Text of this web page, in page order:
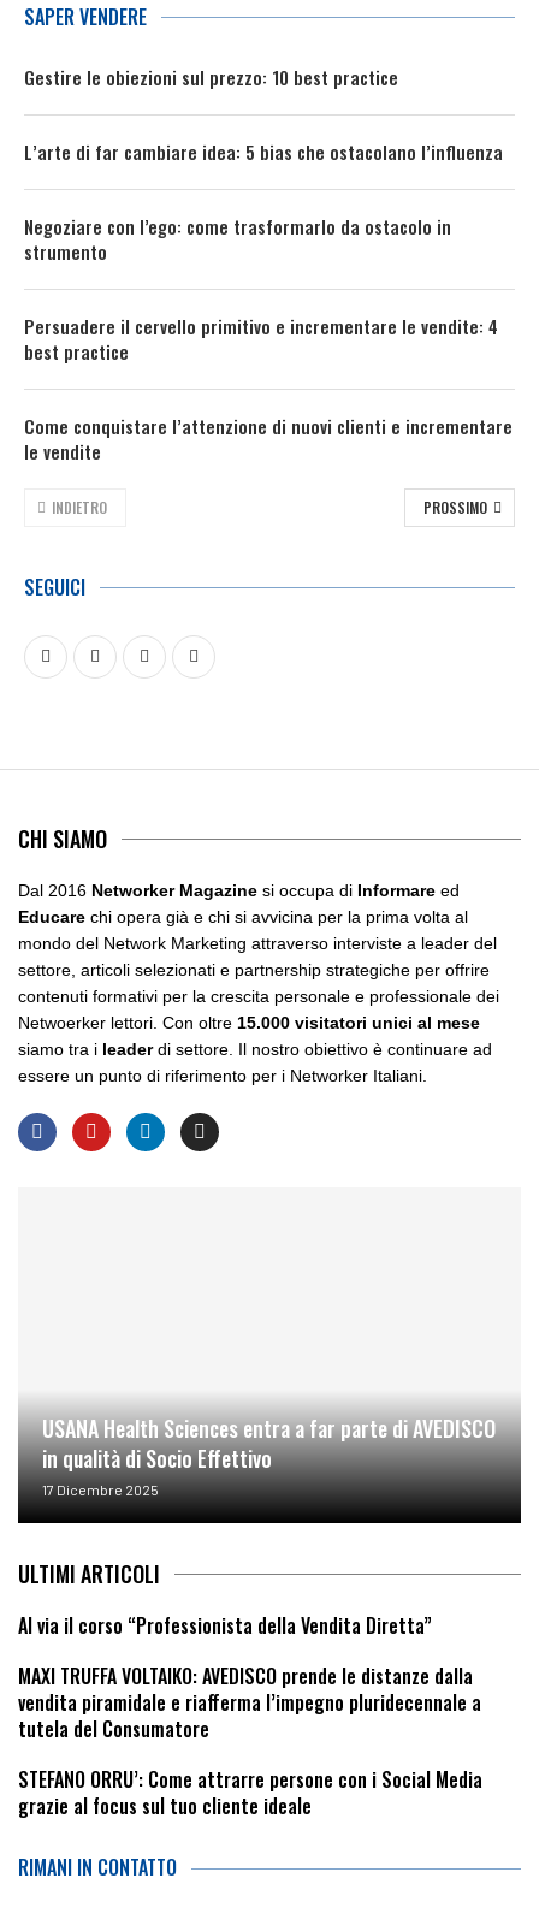
SAPER VENDERE
Gestire le obiezioni sul prezzo: 10 best practice
L’arte di far cambiare idea: 5 bias che ostacolano l’influenza
Negoziare con l’ego: come trasformarlo da ostacolo in
strumento
Persuadere il cervello primitivo e incrementare le vendite: 4
best practice
Come conquistare l’attenzione di nuovi clienti e incrementare
le vendite
INDIETRO PROSSIMO
SEGUICI
CHI SIAMO
Dal 2016 Networker Magazine si occupa di Informare ed
Educare chi opera già e chi si avvicina per la prima volta al
mondo del Network Marketing attraverso interviste a leader del
settore, articoli selezionati e partnership strategiche per offrire
contenuti formativi per la crescita personale e professionale dei
Netwoerker lettori. Con oltre 15.000 visitatori unici al mese
siamo tra i leaderdi settore. Il nostro obiettivo è continuare ad
essere un punto di riferimento per i Networker Italiani.
USANA Health Sciences entra a far parte di AVEDISCO
in qualità di Socio Effettivo
17 Dicembre 2025
ULTIMI ARTICOLI
Al via il corso “Professionista della Vendita Diretta”
MAXI TRUFFA VOLTAIKO: AVEDISCO prende le distanze dalla
vendita piramidale e riafferma l’impegno pluridecennale a
tutela del Consumatore
STEFANO ORRU’: Come attrarre persone con i Social Media
grazie al focus sul tuo cliente ideale
RIMANI IN CONTATTO